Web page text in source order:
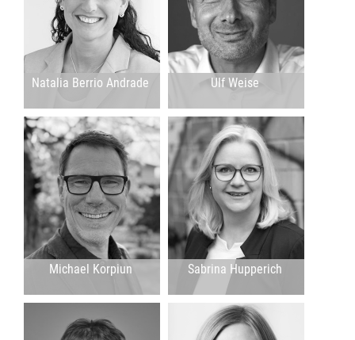
Michael Korpiun
Natalia Berrio Andrade
Sabrina Hupperich
Ulf Weise